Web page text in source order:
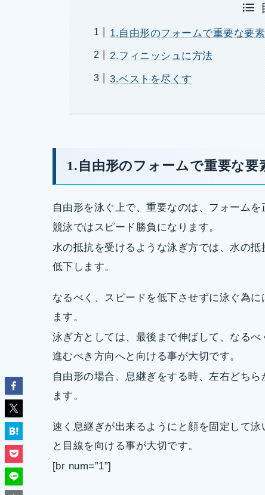
1.自由形のフォームで重要な要素
2.フィニッシュに方法
3.ベストを尽くす
1.自由形のフォームで重要な要
自由形を泳ぐ上で、重要なのは、フォームを
競泳ではスピード勝負になります。
水の抵抗を受けるような泳ぎ方では、水の
低下します。
なるべく、スピードを低下させずに泳ぐ為
ます。
泳ぎ方としては、最後まで伸ばして、なる
進むべき方向へと向ける事が大切です。
自由形の場合、息継ぎをする時、左右どち
ます。
速く息継ぎが出来るようにと顔を固定して
と目線を向ける事が大切です。
[br num=”1”]